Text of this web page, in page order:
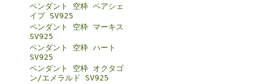
ペンダント 空枠 ペアシェ
イプ SV925
ペンダント 空枠 マーキス
SV925
ペンダント 空枠 ハート
SV925
ペンダント 空枠 オクタゴ
ン/エメラルド SV925